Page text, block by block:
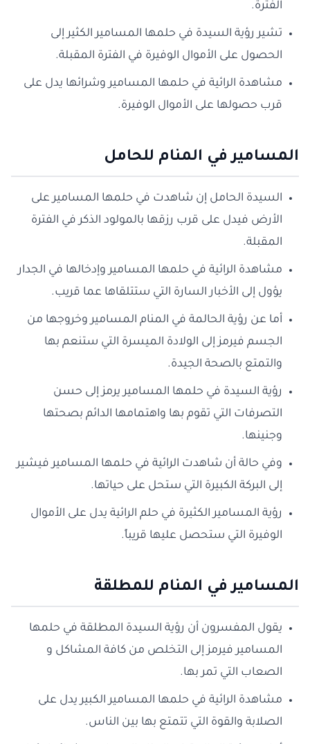
الفترة.
تشير رؤية السيدة في حلمها المسامير الكثير إلى
الحصول على الأموال الوفيرة في الفترة المقبلة.
مشاهدة الرائية في حلمها المسامير وشرائها يدل على
قرب حصولها على الأموال الوفيرة.
المسامير في المنام للحامل
السيدة الحامل إن شاهدت في حلمها المسامير على
الأرض فيدل على قرب رزقها بالمولود الذكر في الفترة
المقبلة.
مشاهدة الرائية في حلمها المسامير وإدخالها في الجدار
يؤول إلى الأخبار السارة التي ستتلقاها عما قريب.
أما عن رؤية الحالمة في المنام المسامير وخروجها من
الجسم فيرمز إلى الولادة الميسرة التي ستنعم بها
والتمتع بالصحة الجيدة.
رؤية السيدة في حلمها المسامير يرمز إلى حسن
التصرفات التي تقوم بها واهتمامها الدائم بصحتها
وجنينها.
وفي حالة أن شاهدت الرائية في حلمها المسامير فيشير
إلى البركة الكبيرة التي ستحل على حياتها.
رؤية المسامير الكثيرة في حلم الرائية يدل على الأموال
الوفيرة التي ستحصل عليها قريباً.
المسامير في المنام للمطلقة
يقول المفسرون أن رؤية السيدة المطلقة في حلمها
المسامير فيرمز إلى التخلص من كافة المشاكل و
الصعاب التي تمر بها.
مشاهدة الرائية في حلمها المسامير الكبير يدل على
الصلابة والقوة التي تتمتع بها بين الناس.